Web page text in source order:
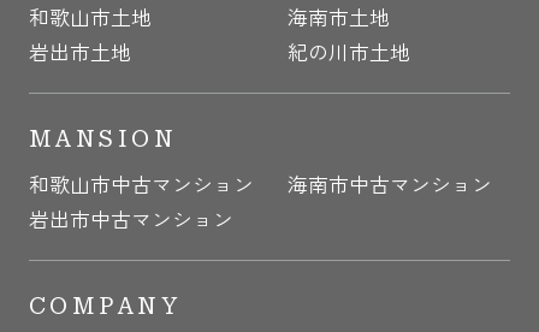
和歌山市土地
海南市土地
岩出市土地
紀の川市土地
MANSION
和歌山市中古マンション
海南市中古マンション
岩出市中古マンション
COMPANY